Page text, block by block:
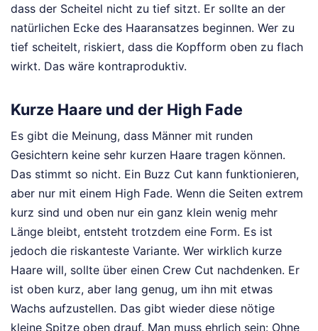
dass der Scheitel nicht zu tief sitzt. Er sollte an der
natürlichen Ecke des Haaransatzes beginnen. Wer zu
tief scheitelt, riskiert, dass die Kopfform oben zu flach
wirkt. Das wäre kontraproduktiv.
Kurze Haare und der High Fade
Es gibt die Meinung, dass Männer mit runden
Gesichtern keine sehr kurzen Haare tragen können.
Das stimmt so nicht. Ein Buzz Cut kann funktionieren,
aber nur mit einem High Fade. Wenn die Seiten extrem
kurz sind und oben nur ein ganz klein wenig mehr
Länge bleibt, entsteht trotzdem eine Form. Es ist
jedoch die riskanteste Variante. Wer wirklich kurze
Haare will, sollte über einen Crew Cut nachdenken. Er
ist oben kurz, aber lang genug, um ihn mit etwas
Wachs aufzustellen. Das gibt wieder diese nötige
kleine Spitze oben drauf. Man muss ehrlich sein: Ohne